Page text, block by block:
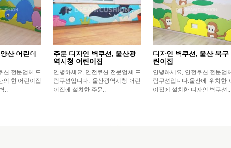
산 어린이
션 전문업체 드
의 한 어린이집
..
주문 디자인 벽쿠션, 울산광
역시청 어린이집
안녕하세요, 안전쿠션 전문업체 드
림쿠션입니다. 울산광역시청 어린
이집에 설치한 주문..
디자인 벽쿠션, 울산 북구
린이집
안녕하세요, 안전쿠션 전문업
림쿠션입니다.울산에 위치한
이집에 설치한 디자인 벽쿠션..